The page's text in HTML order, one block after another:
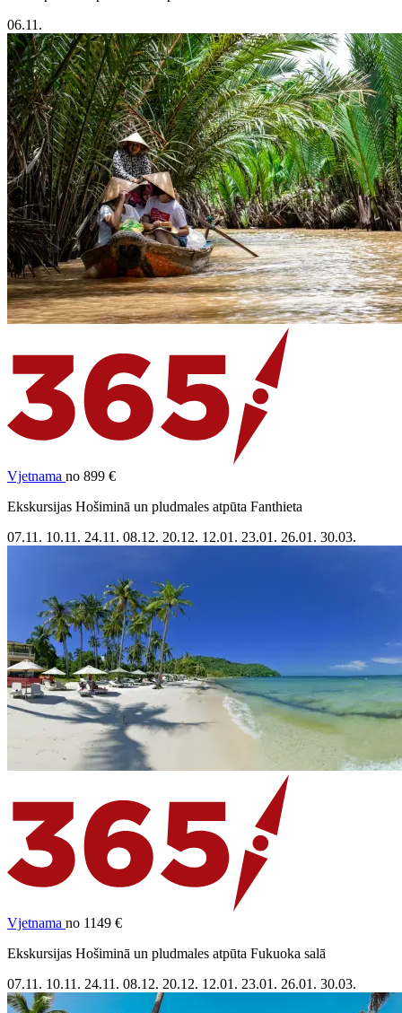
06.11.
Vjetnama no 899 €
Ekskursijas Hošiminā un pludmales atpūta Fanthieta
07.11. 10.11. 24.11. 08.12. 20.12. 12.01. 23.01. 26.01. 30.03.
Vjetnama no 1149 €
Ekskursijas Hošiminā un pludmales atpūta Fukuoka salā
07.11. 10.11. 24.11. 08.12. 20.12. 12.01. 23.01. 26.01. 30.03.